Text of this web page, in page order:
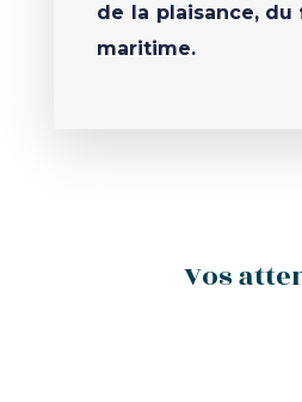
de la plaisance,
maritime.
Vos